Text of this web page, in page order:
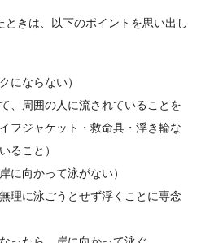
ときは、以下のポイントを思い出し
にならない）
、周囲の人に流されていることを
フジャケット・救命具・浮き輪な
ること）
に向かって泳がない）
理に泳ごうとせず浮くことに専念